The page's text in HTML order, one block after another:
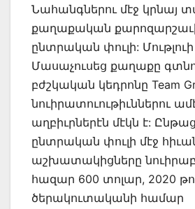
Նահանգներու մէջ կրնայ
քաղաքական
ընտրական փուլի:
Մասաչուսեց քաղաքը
բժշկական կեդրոնը Team
նուիրատուութիւններու
աղբիւրներէն մէկն է:
ընտրական փուլի մէջ
աշխատակիցները
հազար 600 տոլար, 2020
ծերակուտականի համար